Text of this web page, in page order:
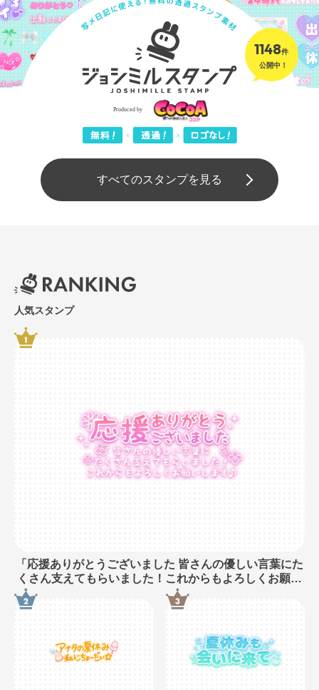
1148件
公開中！
すべてのスタンプを見る
人気スタンプ
「応援ありがとうございました 皆さんの優しい言葉にた
くさん支えてもらいました！これからもよろしくお願い
します♪」長文・手書き風